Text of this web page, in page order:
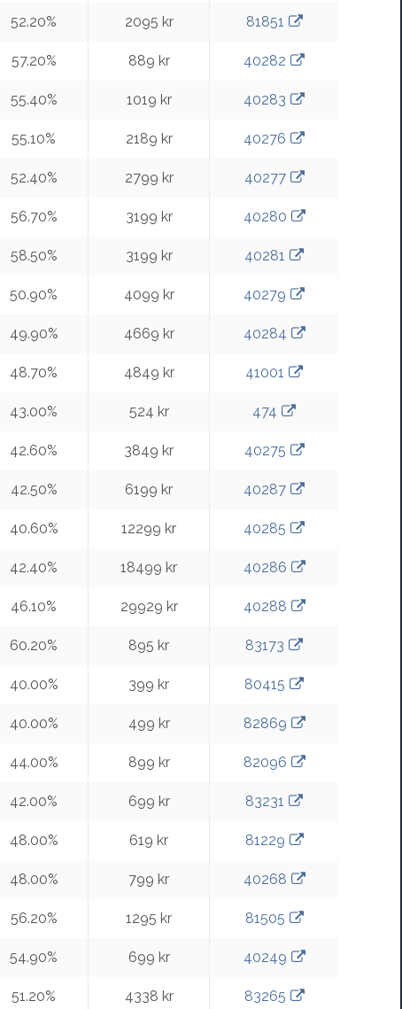
52.20% 2095 kr 81851
57.20% 889 kr 40282
55.40% 1019 kr 40283
55.10% 2189 kr 40276
52.40% 2799 kr 40277
56.70% 3199 kr 40280
58.50% 3199 kr 40281
50.90% 4099 kr 40279
49.90% 4669 kr 40284
48.70% 4849 kr 41001
43.00% 524 kr 474
42.60% 3849 kr 40275
42.50% 6199 kr 40287
40.60% 12299 kr 40285
42.40% 18499 kr 40286
46.10% 29929 kr 40288
60.20% 895 kr 83173
40.00% 399 kr 80415
40.00% 499 kr 82869
44.00% 899 kr 82096
42.00% 699 kr 83231
48.00% 619 kr 81229
48.00% 799 kr 40268
56.20% 1295 kr 81505
54.90% 699 kr 40249
51.20% 4338 kr 83265